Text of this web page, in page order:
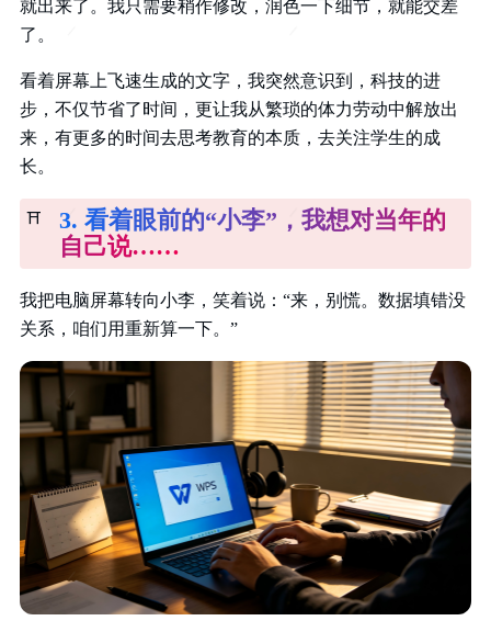
就出来了。我只需要稍作修改，润色一下细节，就能交差
了。
看着屏幕上飞速生成的文字，我突然意识到，科技的进
步，不仅节省了时间，更让我从繁琐的体力劳动中解放出
来，有更多的时间去思考教育的本质，去关注学生的成
长。
⛩️
3. 看着眼前的“小李”，我想对当年的
自己说……
我把电脑屏幕转向小李，笑着说：“来，别慌。数据填错没
关系，咱们用重新算一下。”